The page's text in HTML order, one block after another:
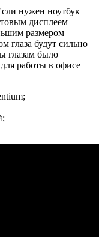
нужен ноутбук
дисплеем
размером
глаза будут сильно
глазам было
работы в офисе